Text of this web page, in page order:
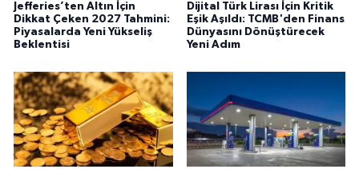
Jefferies’ten Altın İçin
Dikkat Çeken 2027 Tahmini:
Piyasalarda Yeni Yükseliş
Beklentisi
Dijital Türk Lirası İçin Kritik
Eşik Aşıldı: TCMB'den Finans
Dünyasını Dönüştürecek
Yeni Adım